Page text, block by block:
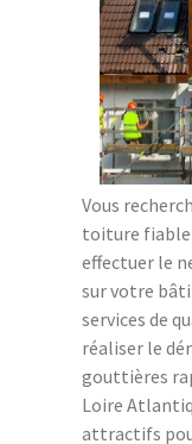
Vous
toiture
effectuer le
sur votre
services de
réaliser le
gouttières
Loire
attractifs